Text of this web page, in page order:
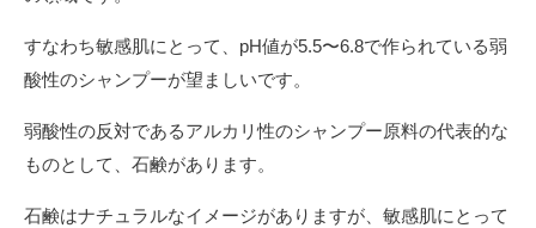
すなわち敏感肌にとって、pH値が5.5〜6.8で作られている弱
酸性のシャンプーが望ましいです。
弱酸性の反対であるアルカリ性のシャンプー原料の代表的な
ものとして、石鹸があります。
石鹸はナチュラルなイメージがありますが、敏感肌にとって